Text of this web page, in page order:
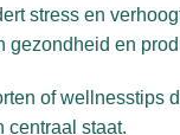
stress en
gezondheid en
of wellnesstips
centraal staat.